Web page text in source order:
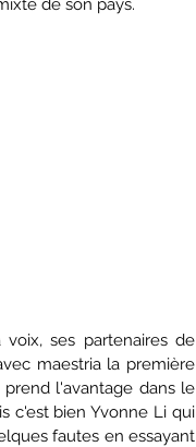
ses partenaires de
maestria la première
l'avantage dans le
c'est bien Yvonne Li qui
fautes en essayant